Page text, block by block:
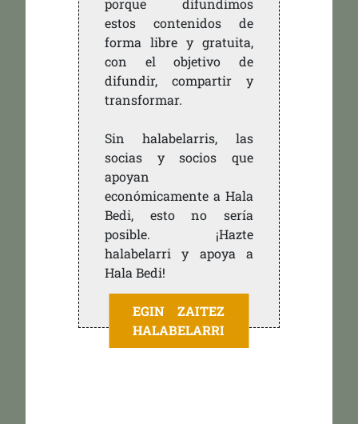
porque difundimos
estos contenidos de
forma libre y gratuita,
con el objetivo de
difundir, compartir y
transformar.
Sin halabelarris, las
socias y socios que
apoyan
económicamente a Hala
Bedi, esto no sería
posible. ¡Hazte
halabelarri y apoya a
Hala Bedi!
EGIN ZAITEZ
HALABELARRI